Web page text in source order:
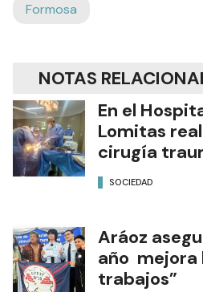
Formosa
NOTAS
En el
Lomitas
cirugía
SOCIEDAD
Aráoz
año mejora
trabajos”